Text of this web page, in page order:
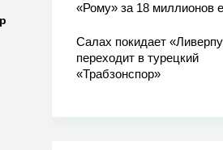
«Рому» за 18 миллионов
Салах покидает
переходит в турецкий
«Трабзонспор»